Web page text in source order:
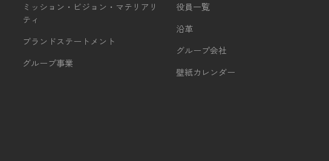
ミッション・ビジョン・マテリアリ
ティ
ブランドステートメント
グループ事業
役員一覧
沿革
グループ会社
壁紙カレンダー